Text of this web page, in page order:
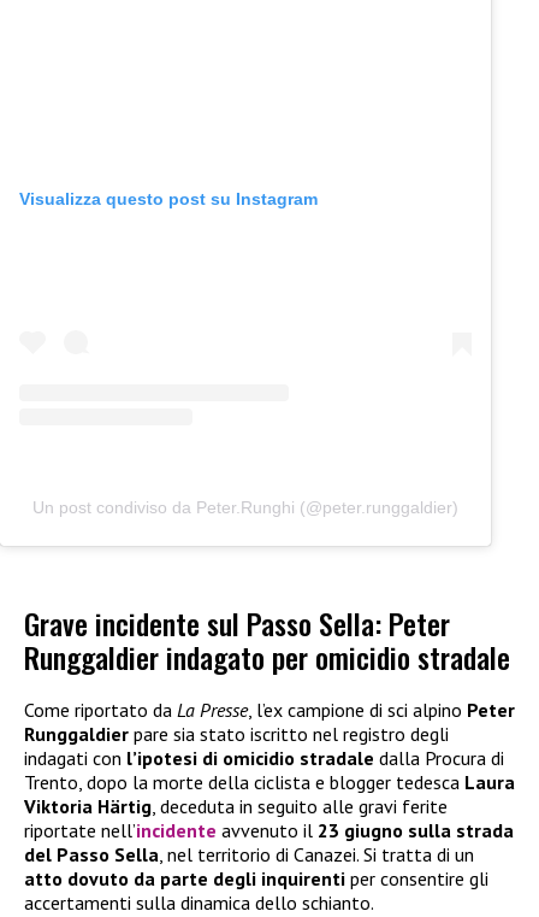
Visualizza questo post su Instagram
Un post condiviso da Peter.Runghi (@peter.runggaldier)
Grave incidente sul Passo Sella: Peter
Runggaldier indagato per omicidio stradale
Come riportato da La Presse, l’ex campione di sci alpino Peter
Runggaldier pare sia stato iscritto nel registro degli
indagati con l’ipotesi di omicidio stradale dalla Procura di
Trento, dopo la morte della ciclista e blogger tedesca Laura
Viktoria Härtig, deceduta in seguito alle gravi ferite
riportate nell’incidente avvenuto il 23 giugno sulla strada
del Passo Sella, nel territorio di Canazei. Si tratta di un
atto dovuto da parte degli inquirenti per consentire gli
accertamenti sulla dinamica dello schianto.